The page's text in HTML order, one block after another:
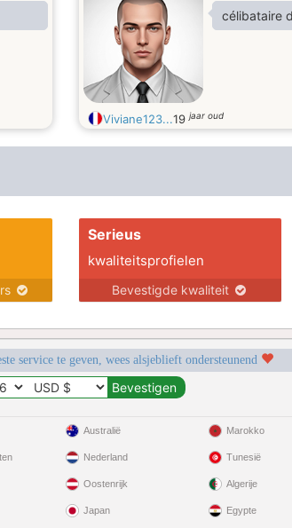
célibataire
Viviane123...19jaar oud
Serieus
kwaliteitsprofielen
Bevestigde kwaliteit
service te geven, wees alsjeblieft ondersteunend
Australië
Nederland
Oostenrijk
Japan
Marokko
Tunesië
Algerije
Egypte